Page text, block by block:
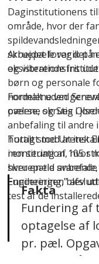
Daginstitutionens
område, hvor der
skruepæle var det
og vibrationsfrit
Arbejdet foregik på
eksisterende
børn og personale
normalt uden
pælene skrues i
Fordelene ved
overse, og Stig
anbefaling til andre
hurtigt med at
i en situation, hvor
hver en tid
Engineering,”
Totalt stod Uretek
montering af 105
skruepæle
Funderingen blev
test af de
Fakta
Fundering af
optagelse af
pr. pæl.